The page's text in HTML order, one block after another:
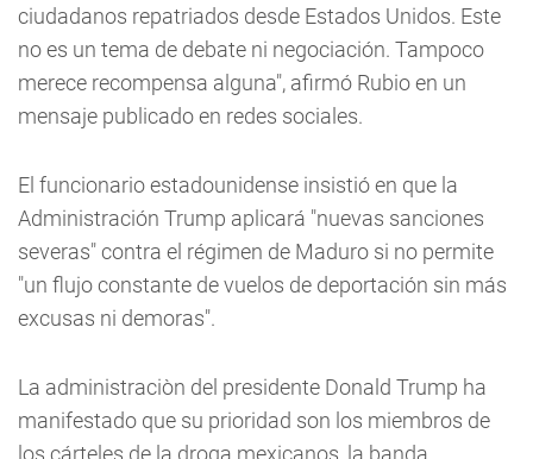
ciudadanos repatriados desde Estados Unidos. Este
no es un tema de debate ni negociación. Tampoco
merece recompensa alguna", afirmó Rubio en un
mensaje publicado en redes sociales.
El funcionario estadounidense insistió en que la
Administración Trump aplicará "nuevas sanciones
severas" contra el régimen de Maduro si no permite
"un flujo constante de vuelos de deportación sin más
excusas ni demoras".
La administraciòn del presidente Donald Trump ha
manifestado que su prioridad son los miembros de
los cárteles de la droga mexicanos, la banda